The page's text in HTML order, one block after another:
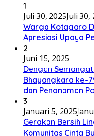
1
Juli 30, 2025Juli 30,
Warga Kotagaro
Apresiasi Upaya
2
Juni 15, 2025
Dengan
Bhayangkara ke-
dan Penanaman
3
Januari 5, 2025
Gerakan Bersih
Komunitas Cinta